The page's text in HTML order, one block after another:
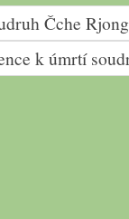
Čche
k úmrtí